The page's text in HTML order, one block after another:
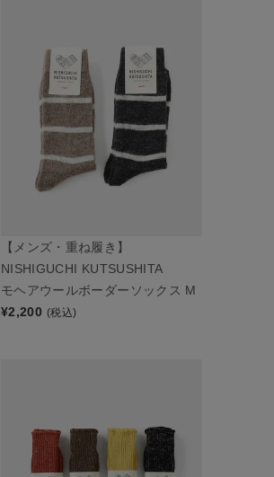
【メンズ・重ね履き】
NISHIGUCHI KUTSUSHITA
モヘアウールボーダーソックス M
¥2,200 (税込)